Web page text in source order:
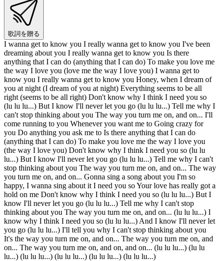
歌詞を贈る
I wanna get to know you I really wanna get to know you I've been
dreaming about you I really wanna get to know you Is there
anything that I can do (anything that I can do) To make you love me
the way I love you (love me the way I love you) I wanna get to
know you I really wanna get to know you Honey, when I dream of
you at night (I dream of you at night) Everything seems to be all
right (seems to be all right) Don't know why I think I need you so
(lu lu lu...) But I know I'll never let you go (lu lu lu...) Tell me why I
can't stop thinking about you The way you turn me on, and on... I'll
come running to you Whenever you want me to Going crazy for
you Do anything you ask me to Is there anything that I can do
(anything that I can do) To make you love me the way I love you
(the way I love you) Don't know why I think I need you so (lu lu
lu...) But I know I'll never let you go (lu lu lu...) Tell me why I can't
stop thinking about you The way you turn me on, and on... The way
you turn me on, and on... Gonna sing a song about you I'm so
happy, I wanna sing about it I need you so Your love has really got a
hold on me Don't know why I think I need you so (lu lu lu...) But I
know I'll never let you go (lu lu lu...) Tell me why I can't stop
thinking about you The way you turn me on, and on... (lu lu lu...) I
know why I think I need you so (lu lu lu...) And I know I'll never let
you go (lu lu lu...) I'll tell you why I can't stop thinking about you
It's the way you turn me on, and on... The way you turn me on, and
on... The way you turn me on, and on, and on... (lu lu lu...) (lu lu
lu...) (lu lu lu...) (lu lu lu...) (lu lu lu...) (lu lu lu...)